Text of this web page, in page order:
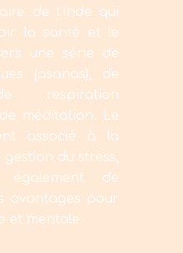
de l’Inde qui
la santé et le
une série de
(asanas), de
respiration
méditation. Le
associé à la
du stress,
de
avantages pour
et mentale.